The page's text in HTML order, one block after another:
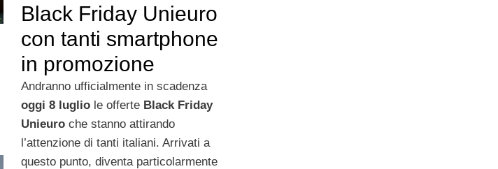
Black Friday Unieuro
con tanti smartphone
in promozione
Andranno ufficialmente in scadenza
oggi 8 lugliole offerte Black Friday
Unieuroche stanno attirando
l’attenzione di tanti italiani. Arrivati a
questo punto, diventa particolarmente